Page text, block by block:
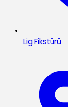
Lig Fikstürü